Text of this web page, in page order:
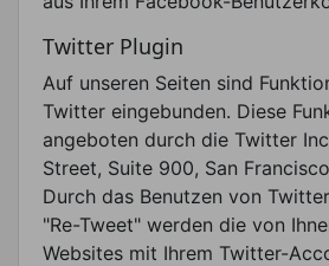
Twitter Plugin
Auf unseren Seiten sind
Twitter eingebunden. Diese
angeboten durch die Twitter
Street, Suite 900, San
Durch das Benutzen von
"Re-Tweet" werden die von
Websites mit Ihrem Twitter-